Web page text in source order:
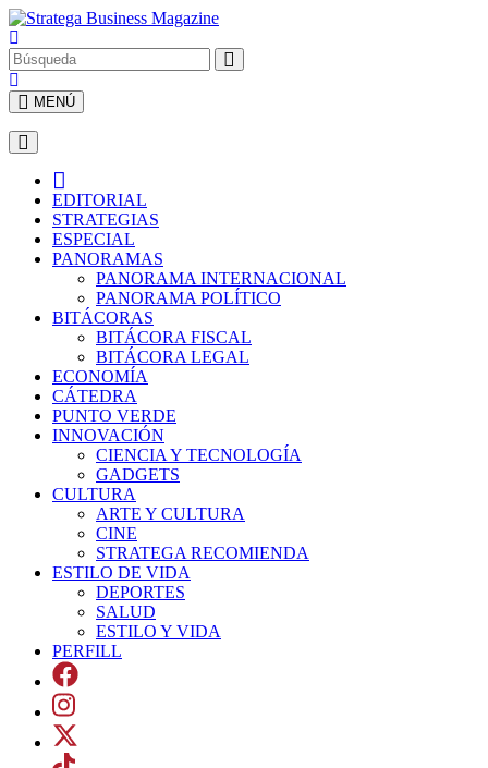
MENÚ
EDITORIAL
STRATEGIAS
ESPECIAL
PANORAMAS
PANORAMA INTERNACIONAL
PANORAMA POLÍTICO
BITÁCORAS
BITÁCORA FISCAL
BITÁCORA LEGAL
ECONOMÍA
CÁTEDRA
PUNTO VERDE
INNOVACIÓN
CIENCIA Y TECNOLOGÍA
GADGETS
CULTURA
ARTE Y CULTURA
CINE
STRATEGA RECOMIENDA
ESTILO DE VIDA
DEPORTES
SALUD
ESTILO Y VIDA
PERFILL